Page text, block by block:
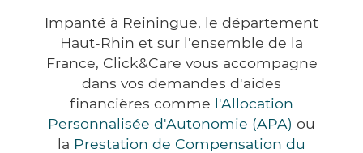
Impanté à Reiningue, le département
Haut-Rhin et sur l'ensemble de la
France, Click&Care vous accompagne
dans vos demandes d'aides
financières comme l'Allocation
Personnalisée d'Autonomie (APA) ou
la Prestation de Compensation du